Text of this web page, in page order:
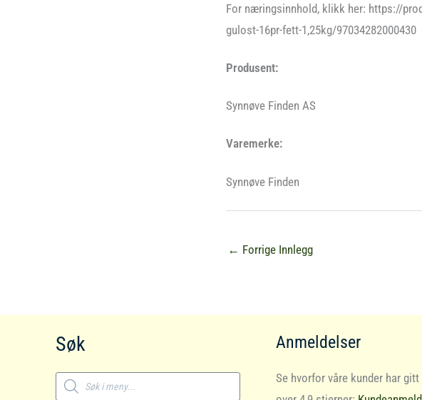
For næringsinnhold, klikk her: https://
gulost-16pr-fett-1,25kg/97034282000430
Produsent:
Synnøve Finden AS
Varemerke:
Synnøve Finden
← Forrige Innlegg
Søk
Products
search
Anmeldelser
Se hvorfor våre kunder har